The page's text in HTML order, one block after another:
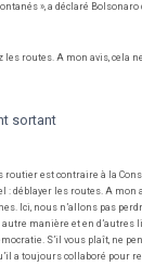
», a déclaré
les routes. A mon avis, cela
sortant
routier est contraire à la
: déblayer les routes. A mon
Ici, nous n’allons pas
autre manière et en d’autres
S’il vous plaît, ne
a toujours collaboré pour